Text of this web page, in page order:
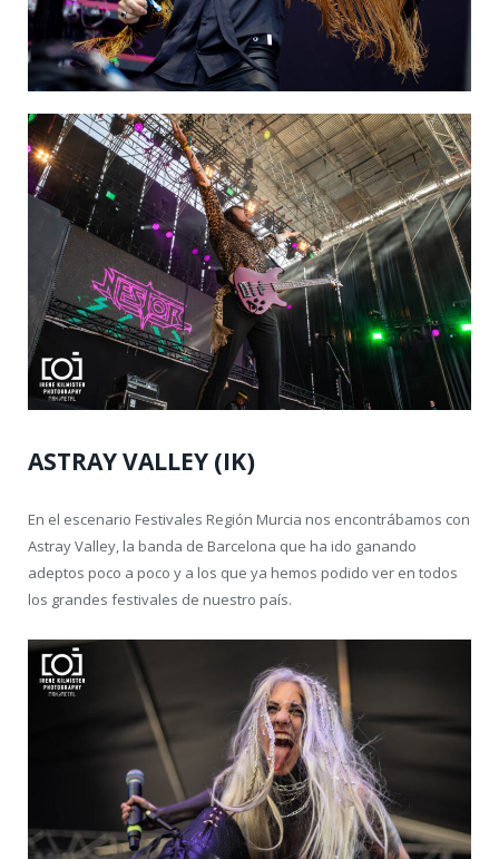
ASTRAY VALLEY (IK)
En el escenario Festivales Región Murcia nos encontrábamos con
Astray Valley, la banda de Barcelona que ha ido ganando
adeptos poco a poco y a los que ya hemos podido ver en todos
los grandes festivales de nuestro país.